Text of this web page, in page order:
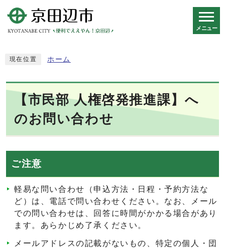
メニュー
現在位置 ホーム
【市民部 人権啓発推進課】へ
のお問い合わせ
ご注意
軽易な問い合わせ（申込方法・日程・予約方法な
ど）は、電話で問い合わせください。なお、メール
での問い合わせは、回答に時間がかかる場合があり
ます。あらかじめ了承ください。
メールアドレスの記載がないもの、特定の個人・団